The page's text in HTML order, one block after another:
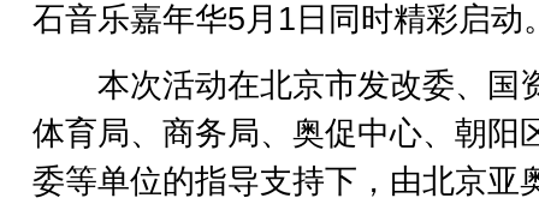
石音乐嘉年华5月1日同时精彩启动
本次活动在北京市发改委、国
体育局、商务局、奥促中心、朝阳
委等单位的指导支持下，由北京亚